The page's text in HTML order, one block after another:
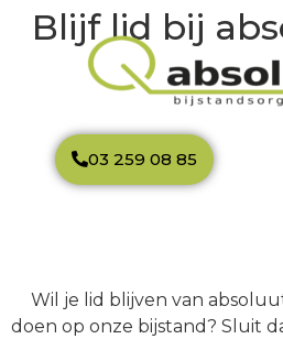
03 259 08 85
Blijf lid bij
Wil je lid blijven van
doen op onze bijstand? Sluit